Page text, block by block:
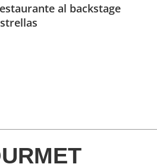
al backstage